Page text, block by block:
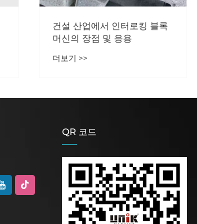
건설 산업에서 인터로킹 블록
머신의 장점 및 응용
더보기 >>
QR 코드